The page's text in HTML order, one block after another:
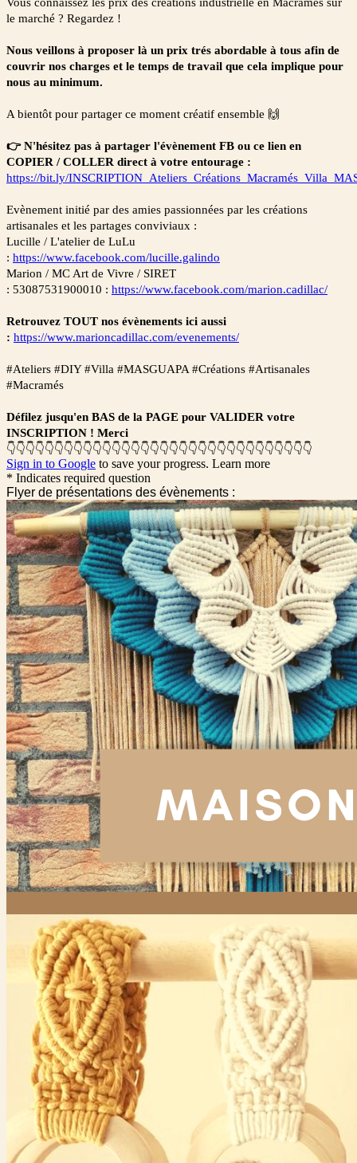
le marché ? Regardez !
Nous veillons à proposer là un prix trés abordable à tous afin de
couvrir nos charges et le temps de travail que cela implique pour
nous au minimum.
A bientôt pour partager ce moment créatif ensemble 🙌
👉 N'hésitez pas à partager l'évènement FB ou ce lien en
COPIER / COLLER direct à votre entourage :
https://bit.ly/
Evènement initié par des amies passionnées par les créations
artisanales et les partages conviviaux :
Lucille / L'atelier de LuLu
: https://www.facebook.com/lucille.galindo
Marion / MC Art de Vivre / SIRET
: 53087531900010 : https://www.facebook.com/marion.cadillac/
Retrouvez TOUT nos évènements ici aussi
: https://www.marioncadillac.com/evenements/
#Ateliers #DIY #Villa #MASGUAPA #Créations #Artisanales
#Macramés
Défilez jusqu'en BAS de la PAGE pour VALIDER votre
INSCRIPTION ! Merci
👇👇👇👇👇👇👇👇👇👇👇👇👇👇👇👇👇👇👇👇👇👇👇👇👇👇👇👇👇👇👇👇
Sign in to Google to save your progress. Learn more
* Indicates required question
Flyer de présentations des évènements :